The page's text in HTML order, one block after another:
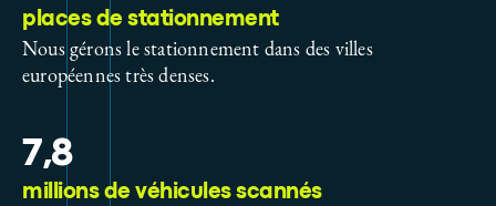
places de stationnement
Nous gérons le stationnement dans des villes
européennes très denses.
7,8
millions de véhicules scannés